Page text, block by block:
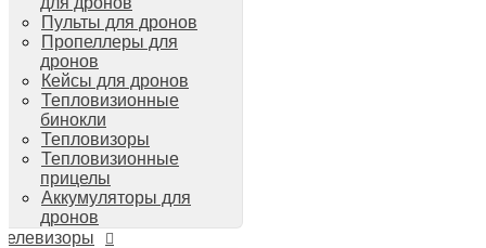
Пульты для дронов
Пропеллеры для
дронов
Кейсы для дронов
Тепловизионные
бинокли
Тепловизоры
Тепловизионные
прицелы
Аккумуляторы для
дронов